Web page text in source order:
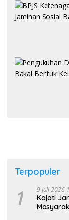
Terpopuler
1 9 Juli 2026
Kajati